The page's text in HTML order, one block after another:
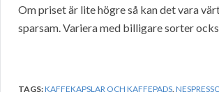
Om priset är lite högre så kan det vara
sparsam. Variera med billigare sorter
TAGS:KAFFEKAPSLAR OCH KAFFEPADS,